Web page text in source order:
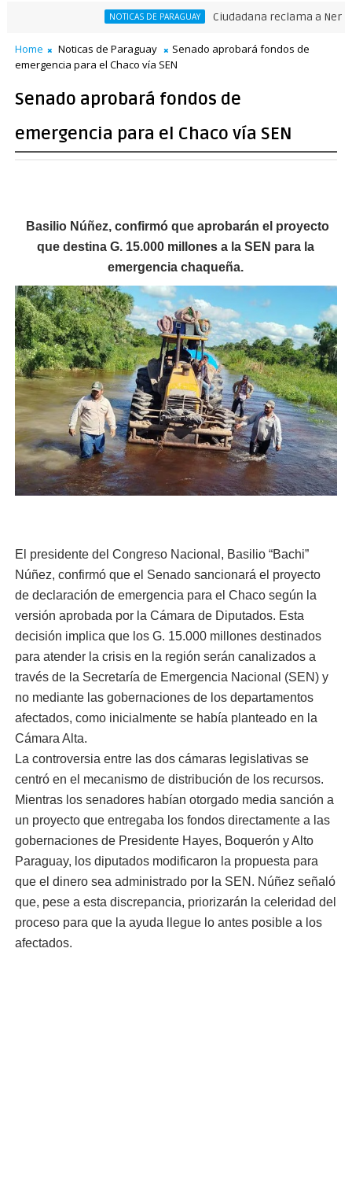
NOTICAS DE PARAGUAY Ciudadana reclama a
en pleno Puente de la Amistad
Home Noticas de Paraguay
Senado aprobará fondos de
emergencia para el Chaco vía SEN
Senado aprobará fondos de
emergencia para el Chaco vía SEN
Basilio Núñez, confirmó que aprobarán el proyecto
que destina G. 15.000 millones a la SEN para la
emergencia chaqueña.
El presidente del Congreso Nacional, Basilio “Bachi”
Núñez, confirmó que el Senado sancionará el proyecto
de declaración de emergencia para el Chaco según la
versión aprobada por la Cámara de Diputados. Esta
decisión implica que los G. 15.000 millones destinados
para atender la crisis en la región serán canalizados a
través de la Secretaría de Emergencia Nacional (SEN) y
no mediante las gobernaciones de los departamentos
afectados, como inicialmente se había planteado en la
Cámara Alta.
La controversia entre las dos cámaras legislativas se
centró en el mecanismo de distribución de los recursos.
Mientras los senadores habían otorgado media sanción a
un proyecto que entregaba los fondos directamente a las
gobernaciones de Presidente Hayes, Boquerón y Alto
Paraguay, los diputados modificaron la propuesta para
que el dinero sea administrado por la SEN. Núñez señaló
que, pese a esta discrepancia, priorizarán la celeridad del
proceso para que la ayuda llegue lo antes posible a los
afectados.